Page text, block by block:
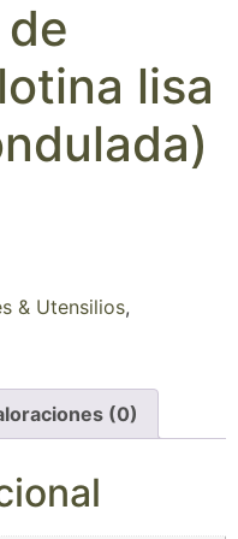
lisa
& Utensilios,
(0)